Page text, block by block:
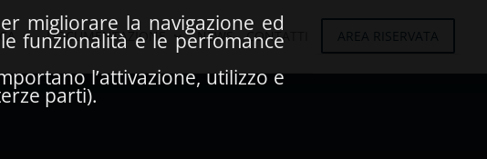
migliorare la navigazione ed
funzionalità e le perfomance
l’attivazione, utilizzo e
parti).
DOCUMENTAZIONE NEWS CONTATTI AREA RISERVATA